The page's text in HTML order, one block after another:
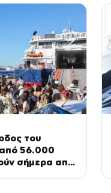
του
56.000
σήμερα από